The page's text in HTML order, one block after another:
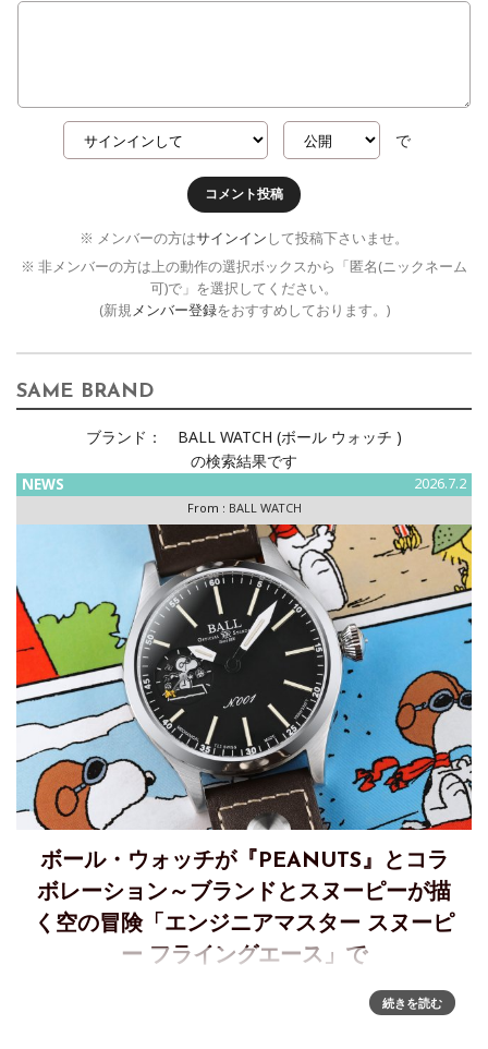
で
コメント投稿
※ メンバーの方はサインイン して投稿下さいませ。
※ 非メンバーの方は上の動作の選択ボックスから「匿名(ニックネーム
可)で」を選択してください。
(新規メンバー登録をおすすめしております。)
SAME BRAND
ブランド：
BALL WATCH (ボール ウォッチ )
の検索結果です
NEWS 2026.7.2
From : BALL WATCH
ボール・ウォッチが『PEANUTS』とコラ
ボレーション～ブランドとスヌーピーが描
く空の冒険「エンジニアマスター スヌーピ
ー フライングエース」で
新たな高みへ――ボール ウォッチとスヌーピーが描く空の冒
険遊び心。挑戦する勇気。そして人々の心を温かくするユー
続きを読む